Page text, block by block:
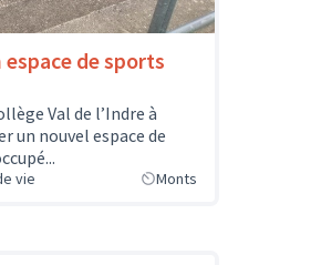
de sports
Val de l’Indre à
un nouvel espace de
vie Monts